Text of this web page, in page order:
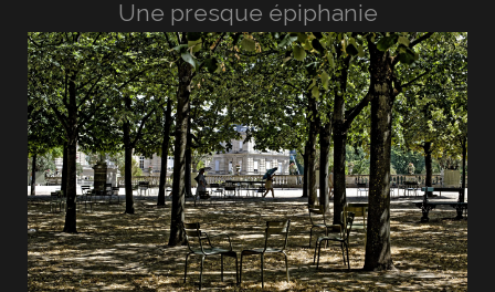
Une presque épiphanie